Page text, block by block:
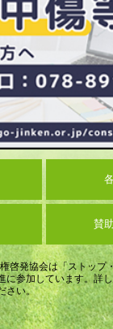
賛
啓発協会は「ストップ
に参加しています。詳
さい。